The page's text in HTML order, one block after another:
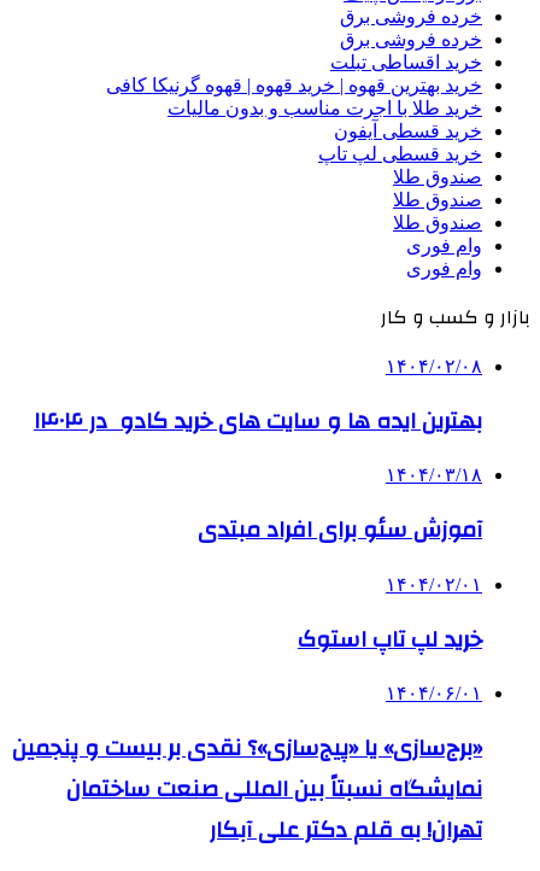
خرده فروشی برق
خرده فروشی برق
خرید اقساطی تبلت
خرید بهترین قهوه | خرید قهوه | قهوه گرنیکا کافی
خرید طلا با اجرت مناسب و بدون مالیات
خرید قسطی آیفون
خرید قسطی لپ تاپ
صندوق طلا
صندوق طلا
صندوق طلا
وام فوری
وام فوری
بازار و کسب و کار
۱۴۰۴/۰۲/۰۸
بهترین ایده ها و سایت های خرید کادو در ۱۴۰۴
۱۴۰۴/۰۳/۱۸
آموزش سئو برای افراد مبتدی
۱۴۰۴/۰۲/۰۱
خرید لپ تاپ استوک
۱۴۰۴/۰۶/۰۱
«برج‌سازی» یا «پیج‌سازی»؟ نقدی بر بیست و پنجمین
نمایشگاه نسبتاً بین المللی صنعت ساختمان
تهران! به قلم دکتر علی آبکار